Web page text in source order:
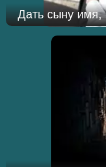
Дать сыну имя,